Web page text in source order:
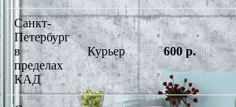
Санкт-
Петербург
в
пределах
КАД
Курьер 600 р.